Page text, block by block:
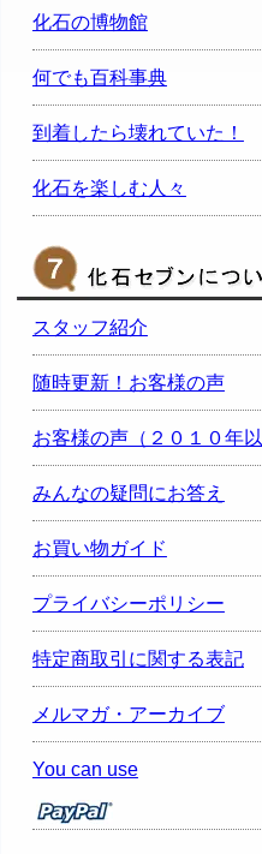
化石の博物館
何でも百科事典
到着したら壊れていた！
化石を楽しむ人々
スタッフ紹介
随時更新！お客様の声
お客様の声（２０１０年以
みんなの疑問にお答え
お買い物ガイド
プライバシーポリシー
特定商取引に関する表記
メルマガ・アーカイブ
You can use